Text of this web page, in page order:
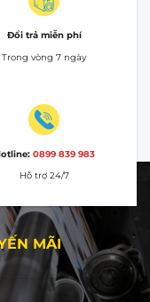
Đổi trả miễn phí
Trong vòng 7 ngày
0899 839 983
Hỗ trợ 24/7
MÃI